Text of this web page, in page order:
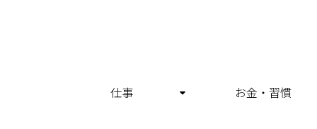
仕事 お金・習慣